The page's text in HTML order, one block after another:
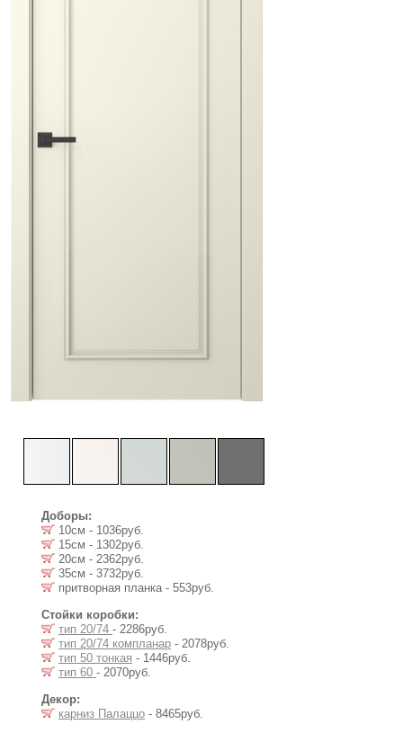
Доборы:
10см - 1036руб.
15см - 1302руб.
20см - 2362руб.
35см - 3732руб.
притворная планка - 553руб.
Стойки коробки:
тип 20/74 - 2286руб.
тип 20/74 компланар - 2078руб.
тип 50 тонкая - 1446руб.
тип 60 - 2070руб.
Декор:
карниз Палаццо - 8465руб.